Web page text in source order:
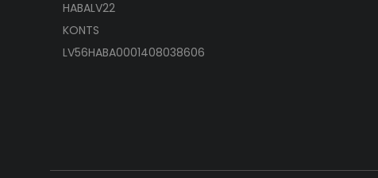
HABALV22
KONTS
LV56HABA0001408038606